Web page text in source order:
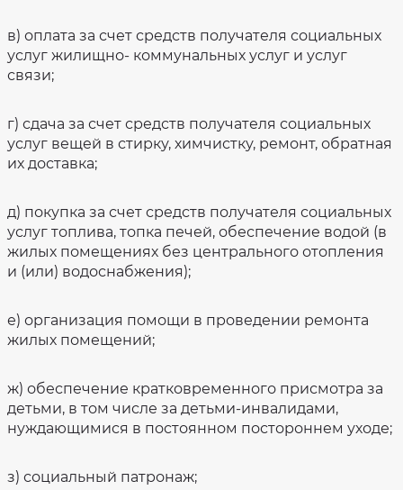
в) оплата за счет средств получателя социальных
услуг жилищно- коммунальных услуг и услуг
связи;
г) сдача за счет средств получателя социальных
услуг вещей в стирку, химчистку, ремонт, обратная
их доставка;
д) покупка за счет средств получателя социальных
услуг топлива, топка печей, обеспечение водой (в
жилых помещениях без центрального отопления
и (или) водоснабжения);
е) организация помощи в проведении ремонта
жилых помещений;
ж) обеспечение кратковременного присмотра за
детьми, в том числе за детьми-инвалидами,
нуждающимися в постоянном постороннем уходе;
з) социальный патронаж;